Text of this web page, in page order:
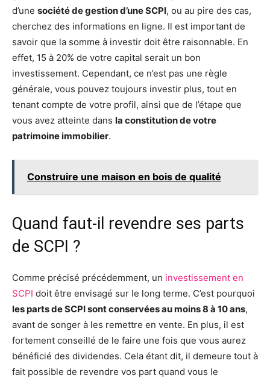
d’une société de gestion d’une SCPI, ou au pire des cas,
cherchez des informations en ligne. Il est important de
savoir que la somme à investir doit être raisonnable. En
effet, 15 à 20% de votre capital serait un bon
investissement. Cependant, ce n’est pas une règle
générale, vous pouvez toujours investir plus, tout en
tenant compte de votre profil, ainsi que de l’étape que
vous avez atteinte dans la constitution de votre
patrimoine immobilier.
Construire une maison en bois de qualité
Quand faut-il revendre ses parts
de SCPI ?
Comme précisé précédemment, un investissement en
SCPI doit être envisagé sur le long terme. C’est pourquoi
les parts de SCPI sont conservées au moins 8 à 10 ans,
avant de songer à les remettre en vente. En plus, il est
fortement conseillé de le faire une fois que vous aurez
bénéficié des dividendes. Cela étant dit, il demeure tout à
fait possible de revendre vos part quand vous le